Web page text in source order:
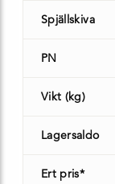
Spjällskiva
PN
Vikt (kg)
Lagersaldo
Ert pris*